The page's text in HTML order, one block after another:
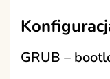
GRUB –